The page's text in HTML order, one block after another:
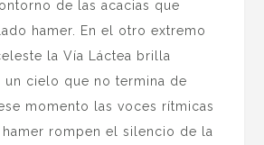
de las acacias que
hamer. En el otro extremo
la Vía Láctea brilla
un cielo que no termina de
momento las voces rítmicas
rompen el silencio de la